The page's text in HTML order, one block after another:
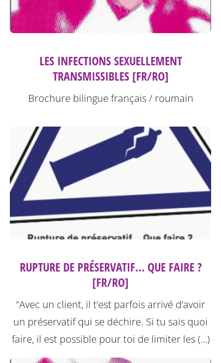
LES INFECTIONS SEXUELLEMENT
TRANSMISSIBLES [FR/RO]
Brochure bilingue français / roumain
RUPTURE DE PRÉSERVATIF… QUE FAIRE ?
[FR/RO]
"Avec un client, il t’est parfois arrivé d’avoir
un préservatif qui se déchire. Si tu sais quoi
faire, il est possible pour toi de limiter les (…)